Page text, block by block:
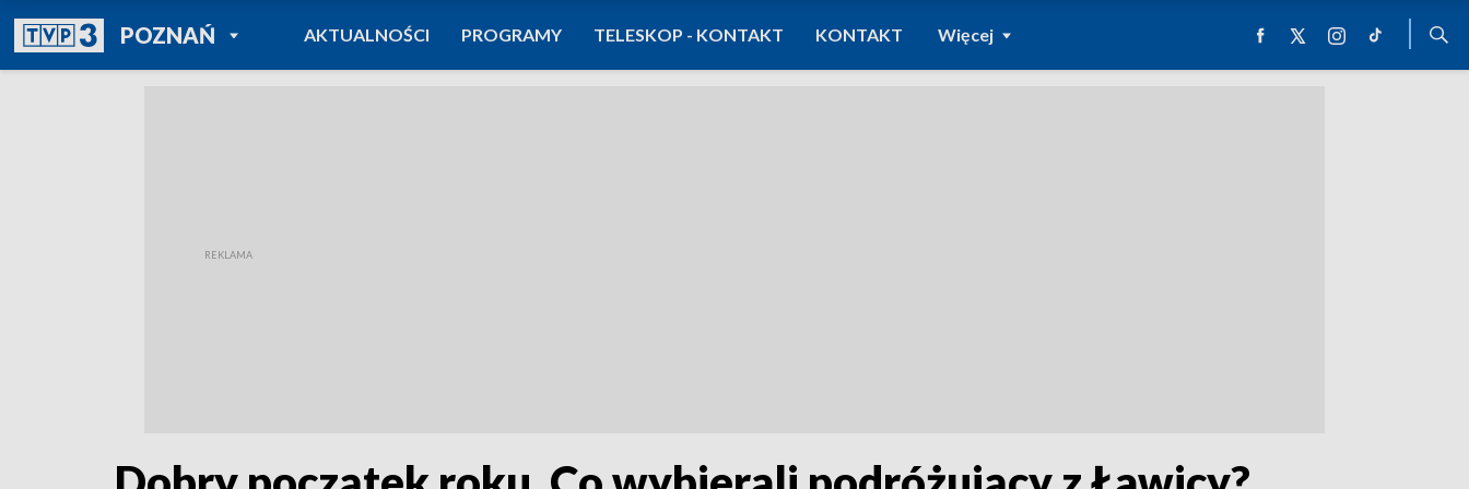
POZNAŃPOWRÓT DO
TVP REGIONY
AKTUALNOŚCI PROGRAMY TELESKOP - KONTAKT KONTAKT Więcej